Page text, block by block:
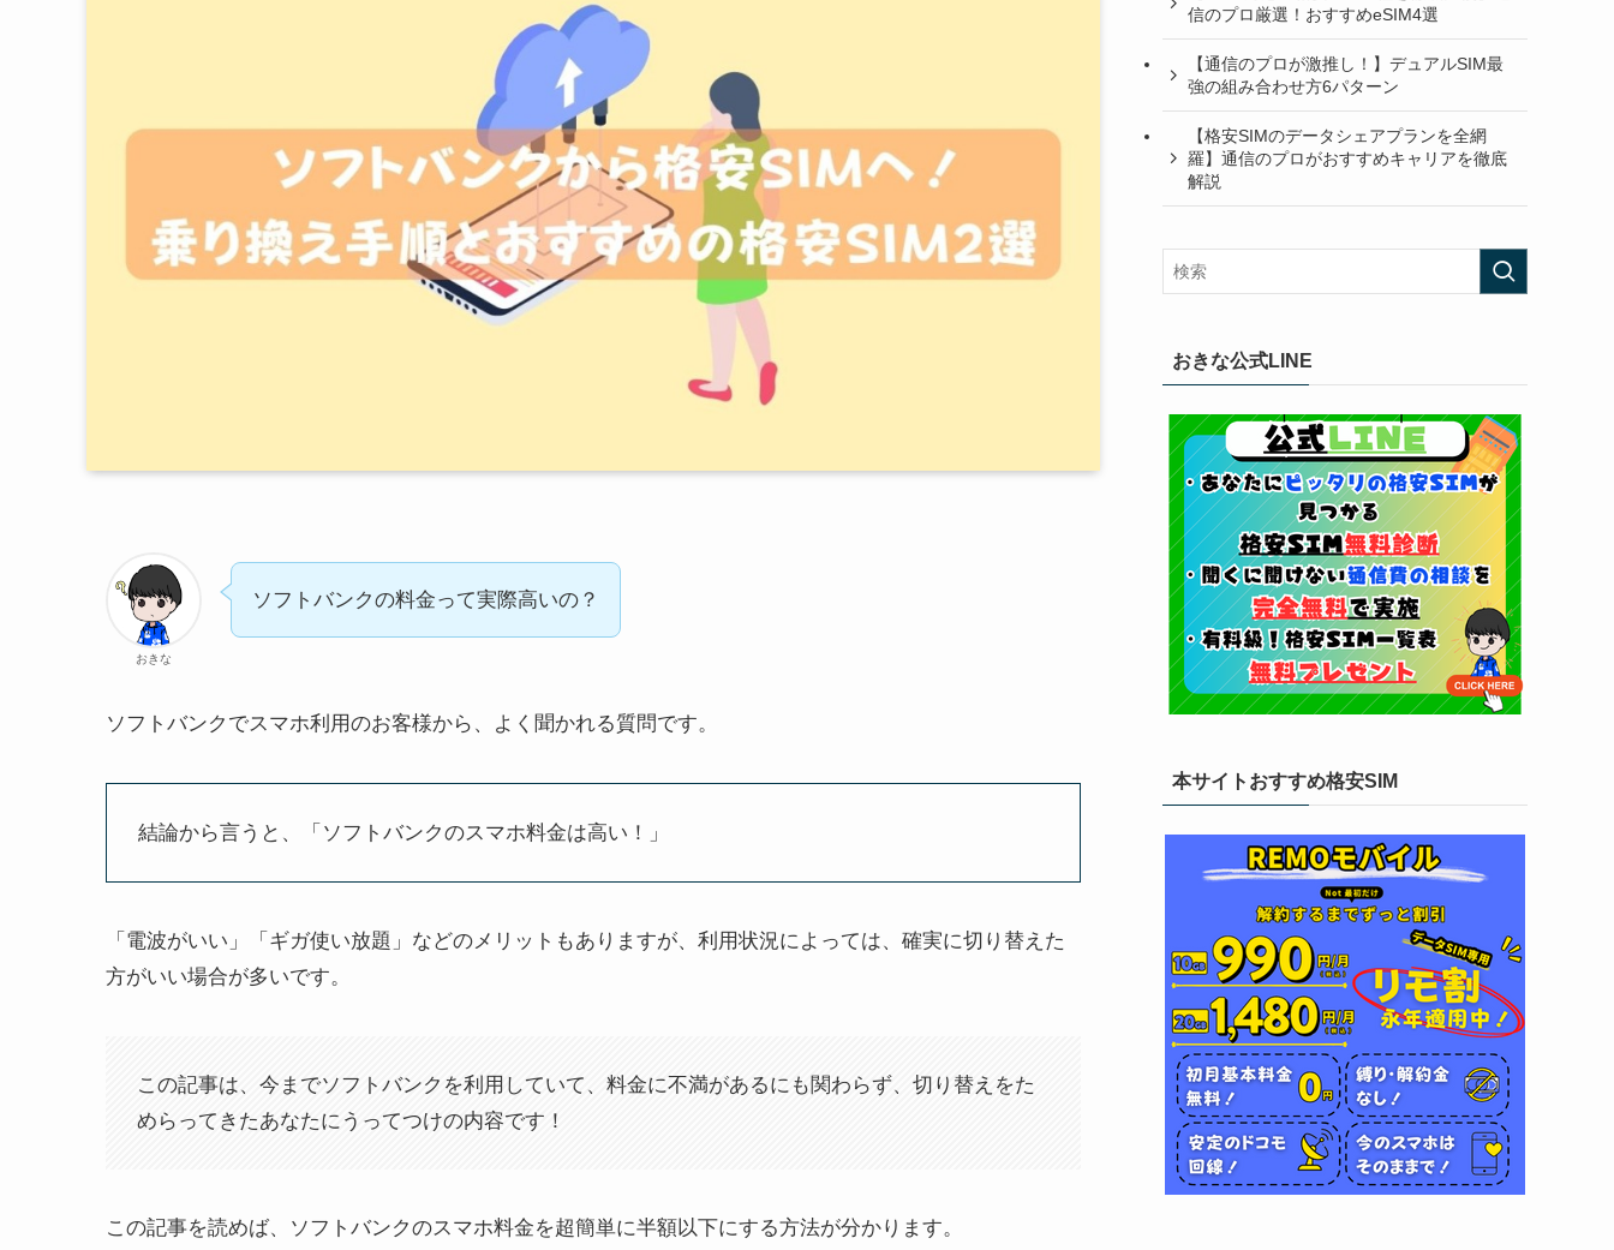
おきな
ソフトバンクの料金って実際高いの？
ソフトバンクでスマホ利用のお客様から、よく聞かれる質問です。
結論から言うと、「ソフトバンクのスマホ料金は高い！」
「電波がいい」「ギガ使い放題」などのメリットもありますが、利用状況によっては、確実に切り替えた
方がいい場合が多いです。
この記事は、今までソフトバンクを利用していて、料金に不満があるにも関わらず、切り替えをた
めらってきたあなたにうってつけの内容です！
この記事を読めば、ソフトバンクのスマホ料金を超簡単に半額以下にする方法が分かります。
信のプロ厳選！おすすめeSIM4選
【通信のプロが激推し！】デュアルSIM最
強の組み合わせ方6パターン
【格安SIMのデータシェアプランを全網
羅】通信のプロがおすすめキャリアを徹底
解説
おきな公式LINE
本サイトおすすめ格安SIM